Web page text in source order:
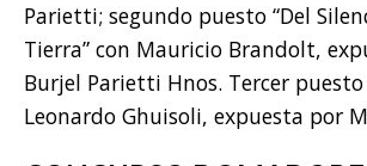
Parietti; segundo puesto “Del
Tierra” con Mauricio Brandolt,
Burjel Parietti Hnos. Tercer puesto
Leonardo Ghuisoli, expuesta por